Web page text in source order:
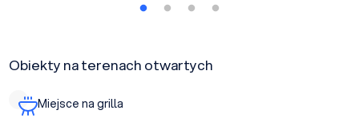
Obiekty na terenach otwartych
Miejsce na grilla